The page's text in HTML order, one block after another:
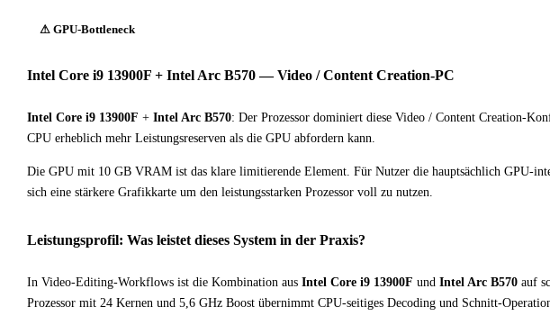
⚠ GPU-Bottleneck
Intel Core i9 13900F + Intel Arc B570 — Video / Content Creation-PC
Intel Core i9 13900F + Intel Arc B570: Der Prozessor dominiert diese Video / Content Creation-
CPU erheblich mehr Leistungsreserven als die GPU abfordern kann.
Die GPU mit 10 GB VRAM ist das klare limitierende Element. Für Nutzer die hauptsächlich GPU-
sich eine stärkere Grafikkarte um den leistungsstarken Prozessor voll zu nutzen.
Leistungsprofil: Was leistet dieses System in der Praxis?
In Video-Editing-Workflows ist die Kombination aus Intel Core i9 13900F und Intel Arc B570 auf
Prozessor mit 24 Kernen und 5,6 GHz Boost übernimmt CPU-seitiges Decoding und Schnitt-